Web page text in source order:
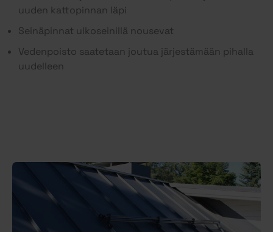
uuden kattopinnan läpi
Seinäpinnat ulkoseinillä nousevat
Vedenpoisto saatetaan joutua järjestämään pihalla
uudelleen